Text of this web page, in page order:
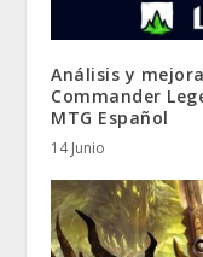
Análisis y
Commander
MTG Español
14 Junio